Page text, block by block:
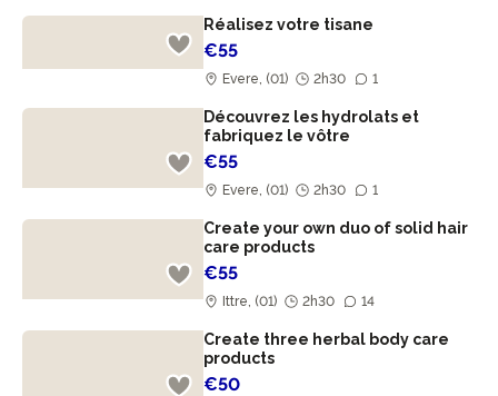
Réalisez votre tisane
€55
Evere, (01) 2h30 1
Découvrez les hydrolats et
fabriquez le vôtre
€55
Evere, (01) 2h30 1
Create your own duo of solid hair
care products
€55
Ittre, (01) 2h30 14
Create three herbal body care
products
€50